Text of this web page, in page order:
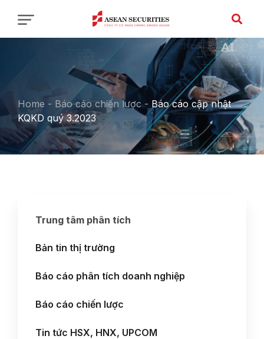
Home - Báo cáo chiến lược- Báo cáo cập nhật
KQKD quý 3.2023
Trung tâm phân tích
Bản tin thị trường
Báo cáo phân tích doanh nghiệp
Báo cáo chiến lược
Tin tức HSX, HNX, UPCOM